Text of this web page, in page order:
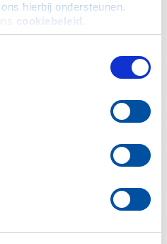
hierbij ondersteunen.
cookiebeleid